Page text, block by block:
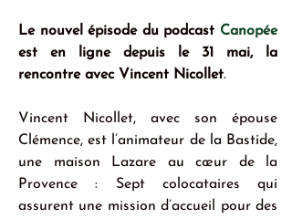
Le nouvel épisode du podcast Canopée
est en ligne depuis le 31 mai, la
rencontre avec Vincent Nicollet.
Vincent Nicollet, avec son épouse
Clémence, est l’animateur de la Bastide,
une maison Lazare au cœur de la
Provence : Sept colocataires qui
assurent une mission d’accueil pour des